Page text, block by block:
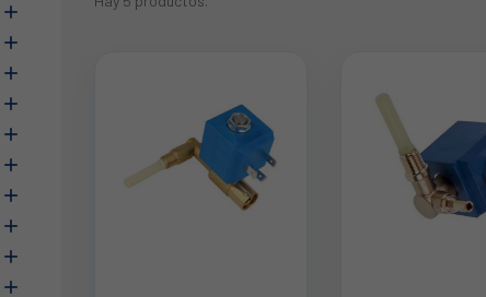









